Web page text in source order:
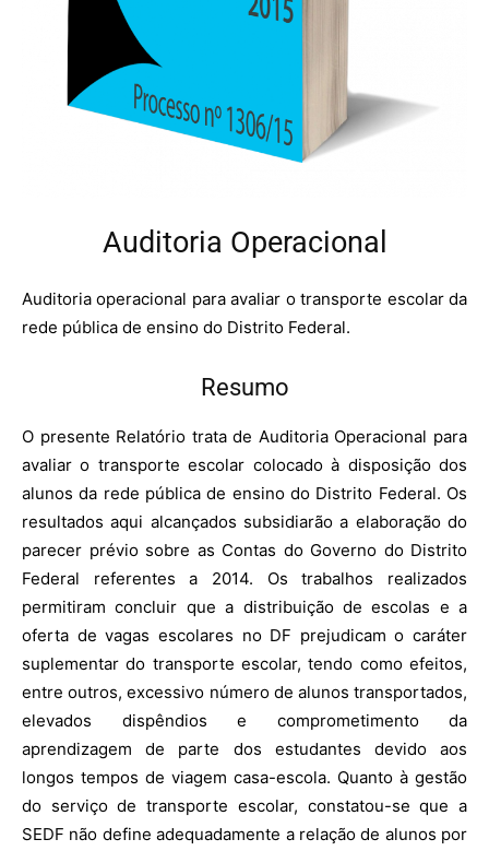
Auditoria Operacional
Auditoria operacional para avaliar o transporte escolar da
rede pública de ensino do Distrito Federal.
Resumo
O presente Relatório trata de Auditoria Operacional para
avaliar o transporte escolar colocado à disposição dos
alunos da rede pública de ensino do Distrito Federal. Os
resultados aqui alcançados subsidiarão a elaboração do
parecer prévio sobre as Contas do Governo do Distrito
Federal referentes a 2014. Os trabalhos realizados
permitiram concluir que a distribuição de escolas e a
oferta de vagas escolares no DF prejudicam o caráter
suplementar do transporte escolar, tendo como efeitos,
entre outros, excessivo número de alunos transportados,
elevados dispêndios e comprometimento da
aprendizagem de parte dos estudantes devido aos
longos tempos de viagem casa-escola. Quanto à gestão
do serviço de transporte escolar, constatou-se que a
SEDF não define adequadamente a relação de alunos por